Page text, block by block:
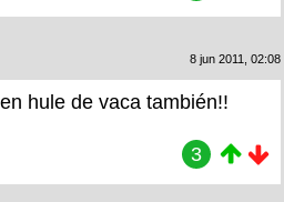
8 jun 2011, 02:08
hule de vaca también!!
3